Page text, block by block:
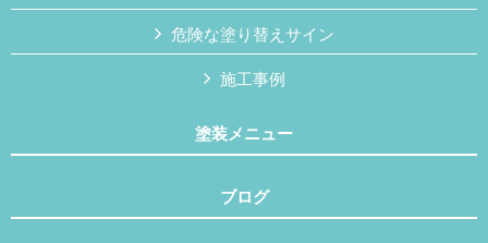
危険な塗り替えサイン
施工事例
塗装メニュー
ブログ